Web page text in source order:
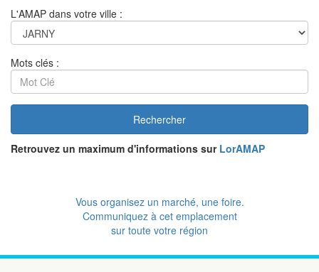
L'AMAP dans votre ville :
Mots clés :
Rechercher
Retrouvez un maximum d'informations sur LorAMAP
Vous organisez un marché, une foire.
Communiquez à cet emplacement
sur toute votre région